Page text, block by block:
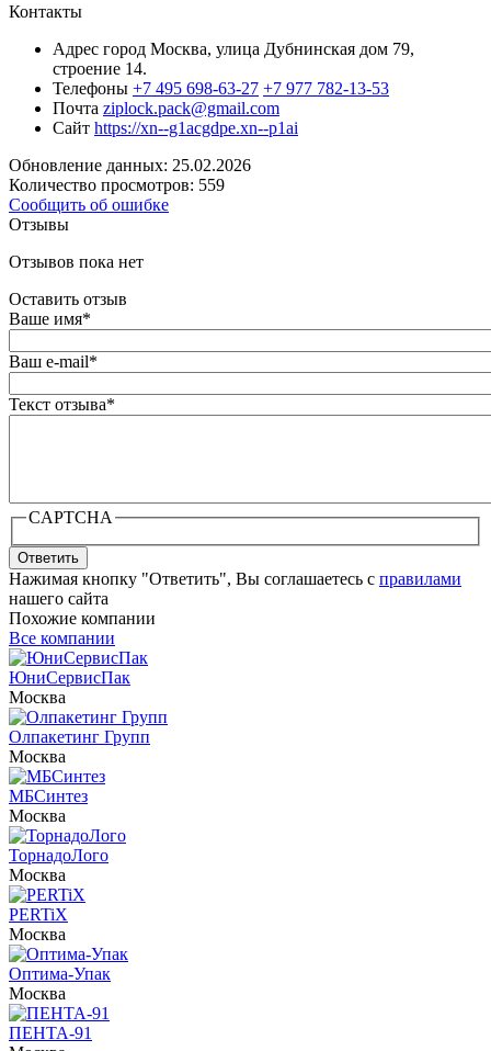
Контакты
Адрес город Москва, улица Дубнинская дом 79,
строение 14.
Телефоны +7 495 698-63-27 +7 977 782-13-53
Почта ziplock.pack@gmail.com
Сайт https://xn--g1acgdpe.xn--p1ai
Обновление данных: 25.02.2026
Количество просмотров: 559
Сообщить об ошибке
Отзывы
Отзывов пока нет
Оставить отзыв
Ваше имя*
Ваш e-mail*
Текст отзыва*
CAPTCHA
Ответить
Нажимая кнопку "Ответить", Вы соглашаетесь с правилами
нашего сайта
Похожие компании
Все компании
ЮниСервисПак
Москва
Олпакетинг Групп
Москва
МБСинтез
Москва
ТорнадоЛого
Москва
PERTiX
Москва
Оптима-Упак
Москва
ПЕНТА-91